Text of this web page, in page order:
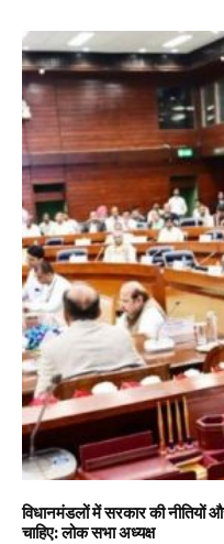
विधानमंडलों में सरकार की नीतियों
चाहिए: लोक सभा अध्यक्ष